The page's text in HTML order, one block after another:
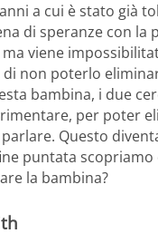
a cui è stato già
di speranze con la
viene
non poterlo
bambina, i due
per poter
Questo
puntata
la bambina?